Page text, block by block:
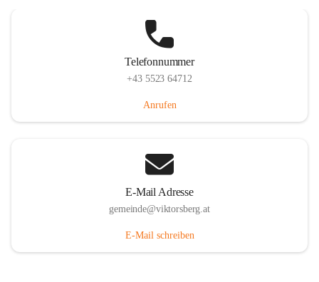
Telefonnummer
+43 5523 64712
Anrufen
E-Mail Adresse
gemeinde@viktorsberg.at
E-Mail schreiben